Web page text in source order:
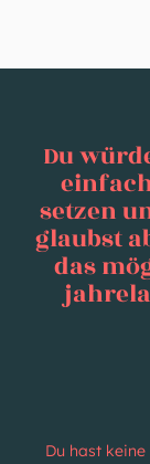
Du
setzen
glaubst
das
Du hast